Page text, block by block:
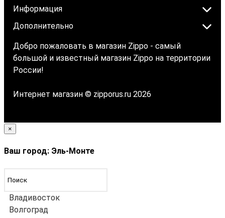
Информация
Дополнительно
Добро пожаловать в магазин Zippo - самый
большой и известный магазин Zippo на территории
России!
Интернет магазин © zipporus.ru 2026
×
Ваш город: Эль-Монте
Владивосток
Волгоград